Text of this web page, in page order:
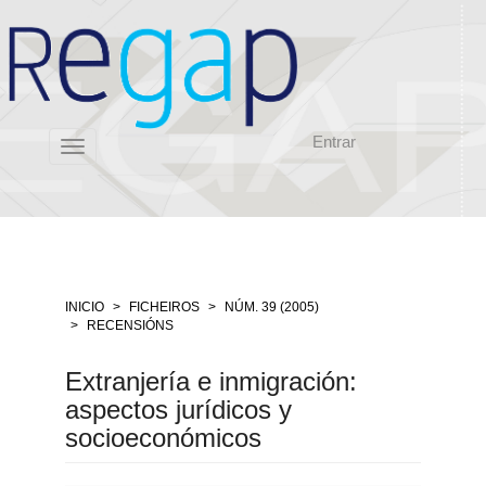
rápido
contido
da
Navegación
principal
Entrar
Toggle
navigation
INICIO FICHEIROS
NÚM. 39 (2005)
RECENSIÓNS
Extranjería e inmigración:
aspectos jurídicos y
socioeconómicos